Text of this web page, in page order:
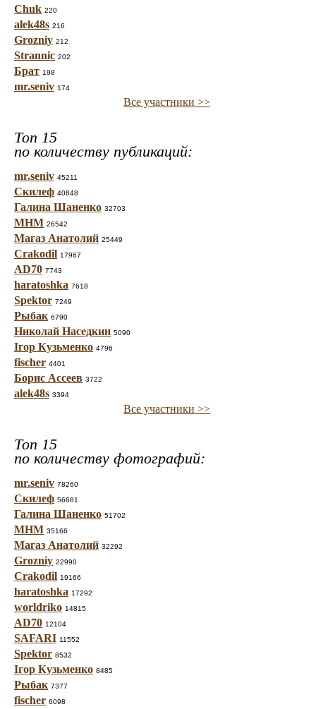
Chuk 220
alek48s 216
Grozniy 212
Strannic 202
Брат 198
mr.seniv 174
Все участники >>
Топ 15
по количеству публикаций:
mr.seniv 45211
Скилеф 40848
Галина Шаненко 32703
МНМ 26542
Магаз Анатолий 25449
Crakodil 17967
AD70 7743
haratoshka 7618
Spektor 7249
Рыбак 6790
Николай Наседкин 5090
Ігор Кузьменко 4796
fischer 4401
Борис Ассеев 3722
alek48s 3394
Все участники >>
Топ 15
по количеству фотографий:
mr.seniv 78260
Скилеф 56681
Галина Шаненко 51702
МНМ 35166
Магаз Анатолий 32292
Grozniy 22990
Crakodil 19166
haratoshka 17292
worldriko 14815
AD70 12104
SAFARI 11552
Spektor 8532
Ігор Кузьменко 8485
Рыбак 7377
fischer 6098